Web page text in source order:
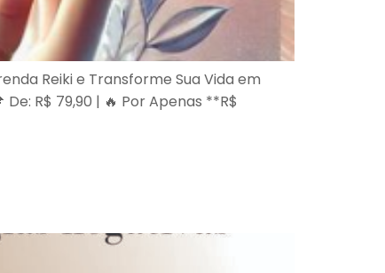
Reiki e Transforme Sua Vida em
R$ 79,90 | 🔥 Por Apenas **R$